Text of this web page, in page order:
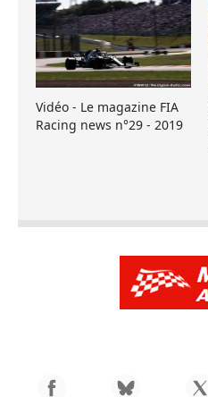
Vidéo - Le magazine FIA
Racing news n°29 - 2019